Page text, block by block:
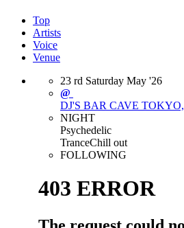
Top
Artists
Voice
Venue
23 rd Saturday May '26
@
DJ'S BAR CAVE
NIGHT
Psychedelic
TranceChill out
FOLLOWING